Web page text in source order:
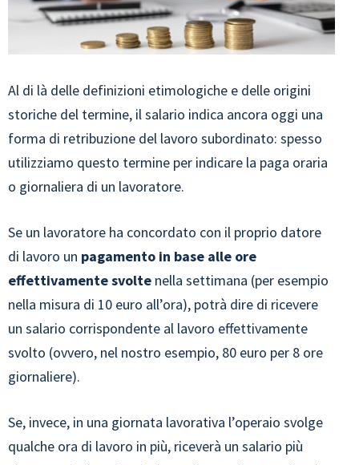
Al di là delle definizioni etimologiche e delle origini
storiche del termine, il salario indica ancora oggi una
forma di retribuzione del lavoro subordinato: spesso
utilizziamo questo termine per indicare la paga oraria
o giornaliera di un lavoratore.
Se un lavoratore ha concordato con il proprio datore
di lavoro un pagamento in base alle ore
effettivamente svolte nella settimana (per esempio
nella misura di 10 euro all’ora), potrà dire di ricevere
un salario corrispondente al lavoro effettivamente
svolto (ovvero, nel nostro esempio, 80 euro per 8 ore
giornaliere).
Se, invece, in una giornata lavorativa l’operaio svolge
qualche ora di lavoro in più, riceverà un salario più